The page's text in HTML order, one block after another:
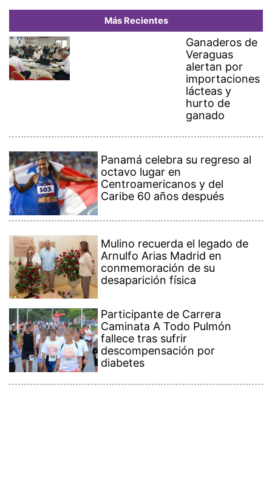
Más Recientes
Ganaderos de
Veraguas
alertan por
importaciones
lácteas y
hurto de
ganado
Panamá celebra su regreso al
octavo lugar en
Centroamericanos y del
Caribe 60 años después
Mulino recuerda el legado de
Arnulfo Arias Madrid en
conmemoración de su
desaparición física
Participante de Carrera
Caminata A Todo Pulmón
fallece tras sufrir
descompensación por
diabetes